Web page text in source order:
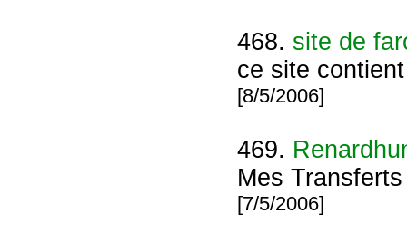
468. site de
ce site
[8/5/2006]
469.
Mes
[7/5/2006]